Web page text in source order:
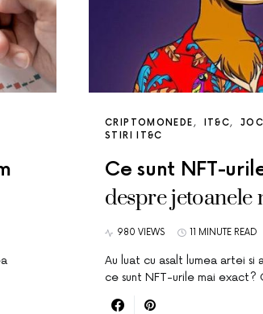
CRIPTOMONEDE IT&C
STIRI IT&C
Ce sunt NFT-
despre jetoanele
980 VIEWS 11 MINUTE READ
Au luat cu asalt lumea artei si
ce sunt NFT-urile mai exact?